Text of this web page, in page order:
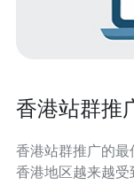
香港站群推
香港站群推广的最佳策略 随着互联网的发
香港地区越来越